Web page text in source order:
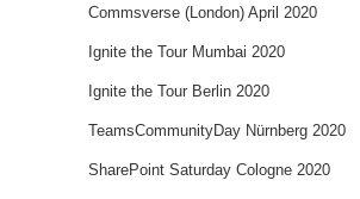
Commsverse (London) April 2020
Ignite the Tour Mumbai 2020
Ignite the Tour Berlin 2020
TeamsCommunityDay Nürnberg 2020
SharePoint Saturday Cologne 2020